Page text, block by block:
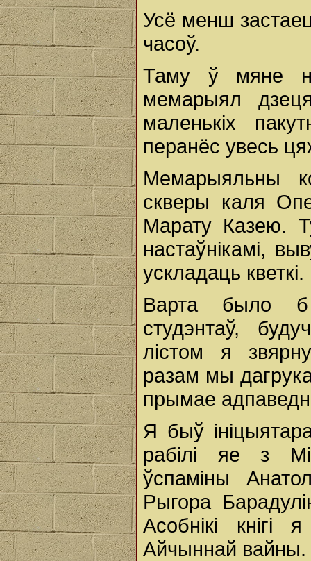
Усё менш
часоў.
Таму ў мяне
мемарыял
маленькіх
перанёс увесь
Мемарыяльны
скверы каля
Марату Казею.
настаўнікамі,
ускладаць кветкі.
Варта было б
студэнтаў,
лістом я
разам мы
прымае
Я быў
рабілі яе з
ўспаміны
Рыгора
Асобнікі
Айчыннай вайны.